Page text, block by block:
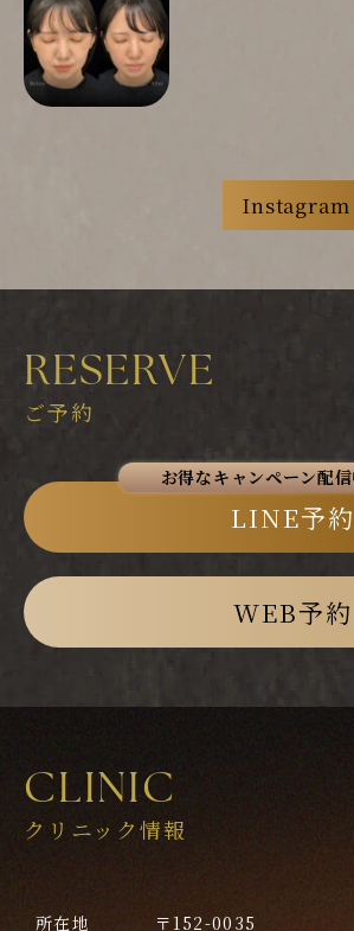
Instagram
RESERVE
ご予約
LINE予約
WEB予約
CLINIC
クリニック情報
所在地
〒152-0035